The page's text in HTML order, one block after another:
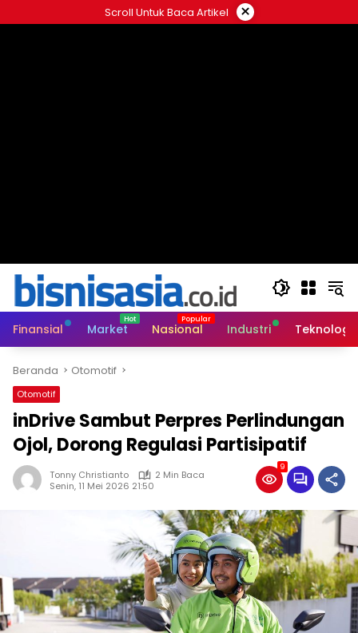
ke
Scroll Untuk Baca Artikel ×
Finansial Market Nasional Industri Teknologi
Beranda Otomotif
Otomotif
inDrive Sambut Perpres Perlindungan
Ojol, Dorong Regulasi Partisipatif
Tonny Christianto
2 Min Baca
Senin, 11 Mei 2026 21:50
9